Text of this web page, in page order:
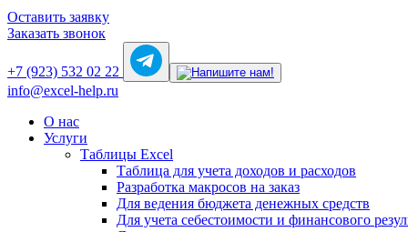
Оставить заявку
Заказать звонок
+7 (923) 532 02 22
info@excel-help.ru
О нас
Услуги
Таблицы Excel
Таблица для учета доходов и расходов
Разработка макросов на заказ
Для ведения бюджета денежных средств
Для учета себестоимости и финансового